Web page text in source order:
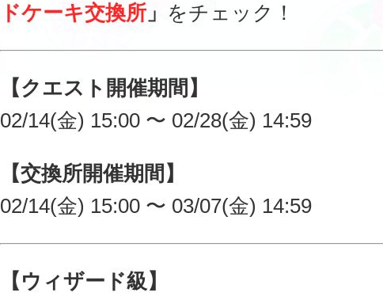
ドケーキ交換所 」 をチェック！
【クエスト開催期間】
02/14(金) 15:00 〜 02/28(金) 14:59
【交換所開催期間】
02/14(金) 15:00 〜 03/07(金) 14:59
【ウィザード級】